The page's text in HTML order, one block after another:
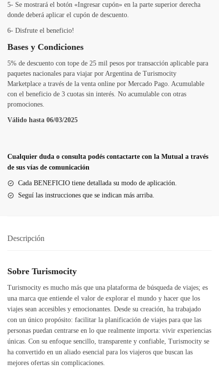
5- Se mostrará el botón «Ingresar cupón» en la parte superior derecha
donde deberá aplicar el cupón de descuento.
6- Disfrute el beneficio!
Bases y Condiciones
5% de descuento con tope de 25 mil pesos por transacción aplicable para
paquetes nacionales para viajar por Argentina de Turismocity
Marketplace a través de la venta online por Mercado Pago. Acumulable
con el beneficio de 3 cuotas sin interés. No acumulable con otras
promociones.
Válido hasta 06/03/2025
Cualquier duda o consulta podés contactarte con la Mutual a través
de sus vías de comunicación
Cada BENEFICIO tiene detallada su modo de aplicación.
Seguí las instrucciones que se indican más arriba.
Descripción
Sobre Turismocity
Turismocity es mucho más que una plataforma de búsqueda de viajes; es
una marca que entiende el valor de explorar el mundo y hacer que los
viajes sean accesibles y emocionantes. Desde su creación, ha trabajado
con un único propósito: facilitar la planificación de viajes para que las
personas puedan centrarse en lo que realmente importa: vivir experiencias
únicas. Con su enfoque sencillo, transparente y confiable, Turismocity se
ha convertido en un aliado esencial para los viajeros que buscan las
mejores ofertas sin complicaciones.